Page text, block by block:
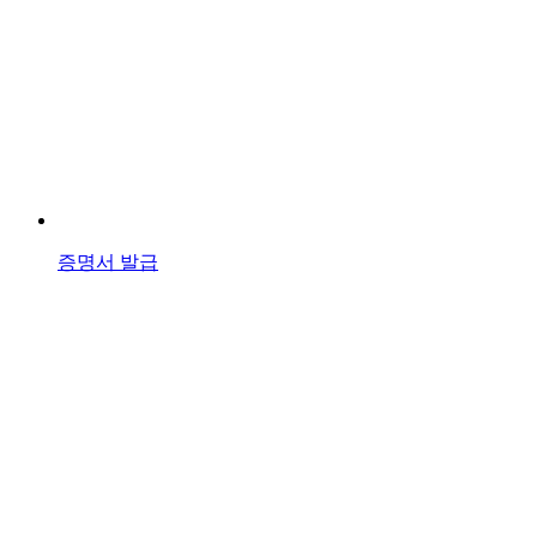
증명서 발급